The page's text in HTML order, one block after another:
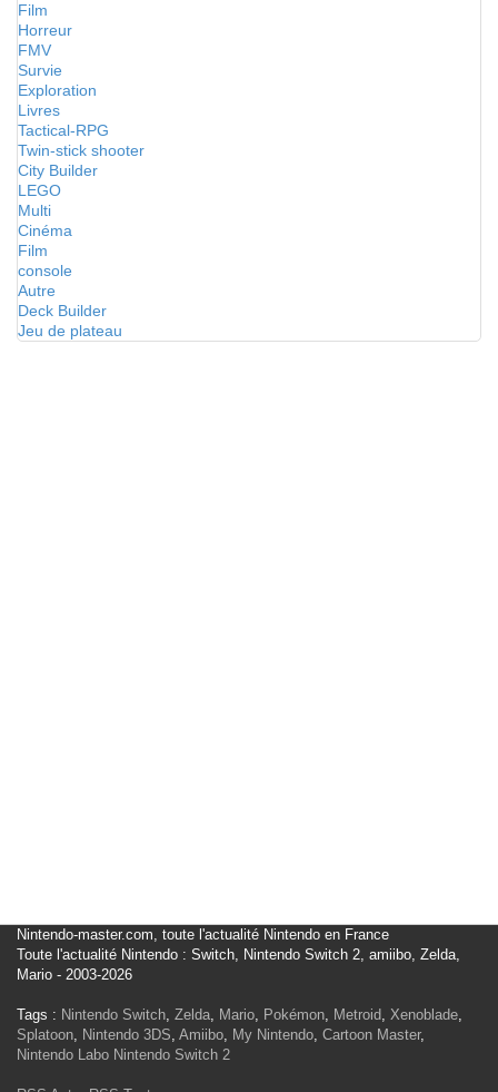
Film
Horreur
FMV
Survie
Exploration
Livres
Tactical-RPG
Twin-stick shooter
City Builder
LEGO
Multi
Cinéma
Film
console
Autre
Deck Builder
Jeu de plateau
Nintendo-master.com, toute l'actualité Nintendo en France
Toute l'actualité Nintendo : Switch, Nintendo Switch 2, amiibo, Zelda,
Mario - 2003-2026
Tags : Nintendo Switch, Zelda, Mario, Pokémon, Metroid, Xenoblade,
Splatoon, Nintendo 3DS, Amiibo, My Nintendo, Cartoon Master,
Nintendo Labo Nintendo Switch 2